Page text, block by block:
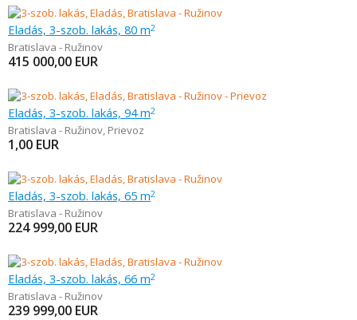
Eladás, 3-szob. lakás, 80 m2
Bratislava - Ružinov
415 000,00 EUR
Eladás, 3-szob. lakás, 94 m2
Bratislava - Ružinov, Prievoz
1,00 EUR
Eladás, 3-szob. lakás, 65 m2
Bratislava - Ružinov
224 999,00 EUR
Eladás, 3-szob. lakás, 66 m2
Bratislava - Ružinov
239 999,00 EUR